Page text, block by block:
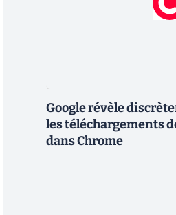
Google révèle
les téléchargements
dans Chrome